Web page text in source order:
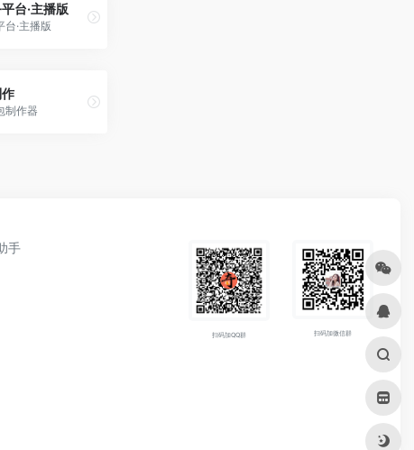
台·主播版
台·主播版
制作器
手
扫码加QQ群 扫码加微信群